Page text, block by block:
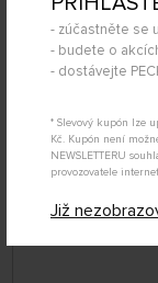
- zúčastněte se
- budete o
- dostávejte
* Slevový kupón lze
Kč. Kupón není
NEWSLETTERU
provozovatele
Již
149 Kč
Lepidlo